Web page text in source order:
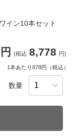
イン10本セット
(税込 8,778 円)
1本あたり878円（税込）
数量